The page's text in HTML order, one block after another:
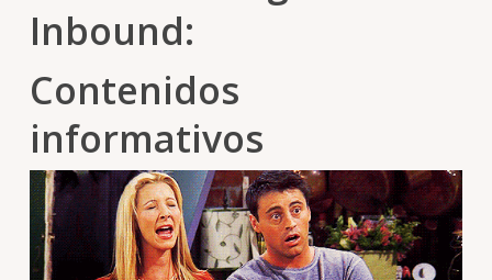
Inbound:
Contenidos
informativos